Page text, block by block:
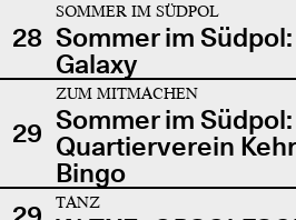
28
SOMMER IM SÜDPOL
Sommer im
Galaxy
29
ZUM MITMACHEN
Sommer im Südpol:
Quartierverein
Bingo
TANZ